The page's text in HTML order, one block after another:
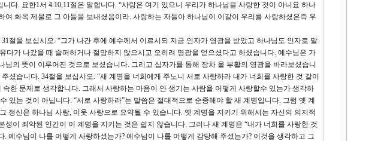
다. 요한1서 4:10,11절은 말합니다. “사랑은 여기 있으니 우리가 하나님을 사랑한 것이 아니요 하나
여 화목 제물로 그 아들을 보내셨음이라. 사랑하는 자들아 하나님이 이같이 우리를 사랑하셨은즉 우
절을 보십시오. “그가 나간 후에 예수께서 이르시되 지금 인자가 영광을 받았고 하나님도 인자로 말
다가 나갔을 때 슬퍼하거나 절망하지 않으시고 오히려 영광을 얻으셨다고 하셨습니다. 예수님은 가
님의 뜻이 이루어진 것으로 보셨습니다. 그리고 십자가를 통해 장차 올 부활의 영광을 바라보셨습니
셨습니다. 34절을 보십시오. “새 계명을 너희에게 주노니 서로 사랑하라 내가 너희를 사랑한 것 같이
한 문제로 생각합니다. 그래서 사랑하는 마음이 안 생기는 사람을 어떻게 사랑할수 있는가 생각하
있는 것이 아닙니다. “서로 사랑하라”는 말씀은 절대적으로 순종해야 할 새 계명입니다. 그럼 옛 계
정신은 하나님 사랑, 이웃 사랑으로 요약될 수 있습니다. 옛 계명을 지키기 위해서는 자신의 의지적
성이 죄악된 인간이 이 계명을 지키는 것은 쉽지 않습니다. 그러나 새 계명은 “내가 너희를 사랑한 것
. 예수님이 나를 어떻게 사랑하셨는가? 예수님이 나를 어떻게 감당해 주셨는가? 이것을 생각하고 그